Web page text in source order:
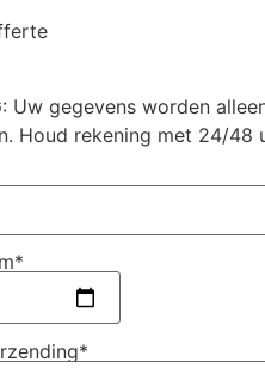
Uw gegevens worden
Houd rekening met 24/48